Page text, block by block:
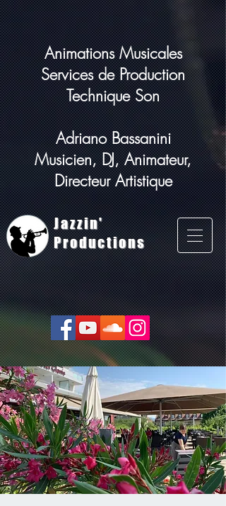
Animations Musicales
Services de Production
Technique Son
Adriano Bassanini
Musicien, DJ, Animateur,
Directeur Artistique
Jazzin'
Productions